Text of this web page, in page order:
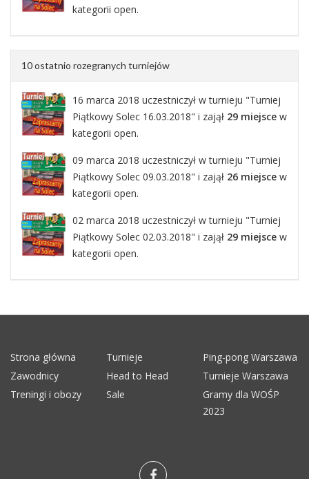
kategorii open.
10 ostatnio rozegranych turniejów
16 marca 2018 uczestniczył w turnieju "Turniej
Piątkowy Solec 16.03.2018" i zajął 29 miejsce w
kategorii open.
09 marca 2018 uczestniczył w turnieju "Turniej
Piątkowy Solec 09.03.2018" i zajął 26 miejsce w
kategorii open.
02 marca 2018 uczestniczył w turnieju "Turniej
Piątkowy Solec 02.03.2018" i zajął 29 miejsce w
kategorii open.
Strona główna Turnieje
Ping-pong Warszawa
Zawodnicy
Head to Head
Turnieje Warszawa
Treningi i obozy
Sale
Gramy dla WOŚP
2023